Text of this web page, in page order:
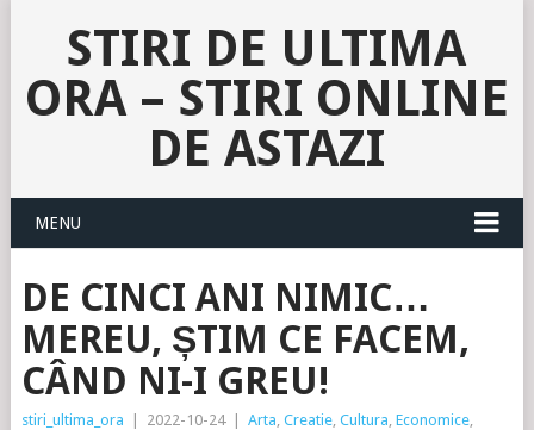
STIRI DE ULTIMA
ORA – STIRI ONLINE
DE ASTAZI
MENU
DE CINCI ANI NIMIC…
MEREU, ȘTIM CE FACEM,
CÂND NI-I GREU!
stiri_ultima_ora 2022-10-24 Arta, Creatie, Cultura, Economice,